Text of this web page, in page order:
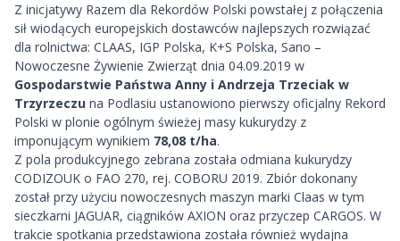
Z inicjatywy Razem dla Rekordów Polski powstałej z połączenia
sił wiodących europejskich dostawców najlepszych rozwiązać
dla rolnictwa: CLAAS, IGP Polska, K+S Polska, Sano –
Nowoczesne Żywienie Zwierząt dnia 04.09.2019 w
Gospodarstwie Państwa Anny i Andrzeja Trzeciak w
Trzyrzeczu na Podlasiu ustanowiono pierwszy oficjalny Rekord
Polski w plonie ogólnym świeżej masy kukurydzy z
imponującym wynikiem 78,08 t/ha.
Z pola produkcyjnego zebrana została odmiana kukurydzy
CODIZOUK o FAO 270, rej. COBORU 2019. Zbiór dokonany
został przy użyciu nowoczesnych maszyn marki Claas w tym
sieczkarni JAGUAR, ciągników AXION oraz przyczep CARGOS. W
trakcie spotkania przedstawiona została również wydajna